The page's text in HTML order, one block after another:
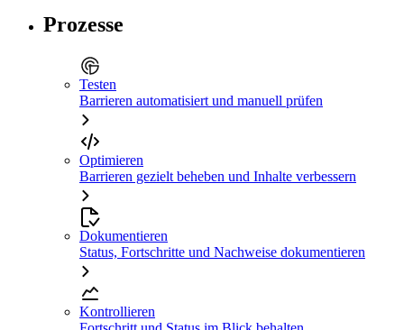
Prozesse
Testen
Barrieren automatisiert und manuell prüfen
Optimieren
Barrieren gezielt beheben und Inhalte verbessern
Dokumentieren
Status, Fortschritte und Nachweise dokumentieren
Kontrollieren